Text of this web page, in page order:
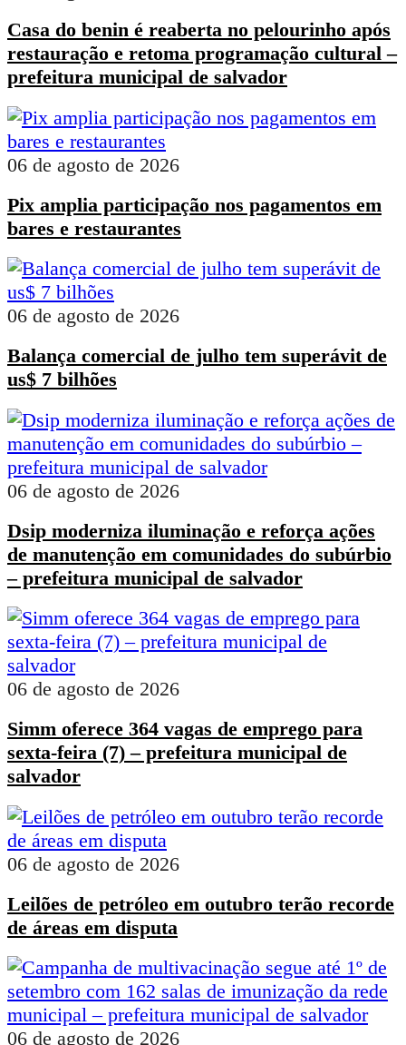
Casa do benin é reaberta no pelourinho após
restauração e retoma programação cultural –
prefeitura municipal de salvador
06 de agosto de 2026
Pix amplia participação nos pagamentos em
bares e restaurantes
06 de agosto de 2026
Balança comercial de julho tem superávit de
us$ 7 bilhões
06 de agosto de 2026
Dsip moderniza iluminação e reforça ações
de manutenção em comunidades do subúrbio
– prefeitura municipal de salvador
06 de agosto de 2026
Simm oferece 364 vagas de emprego para
sexta-feira (7) – prefeitura municipal de
salvador
06 de agosto de 2026
Leilões de petróleo em outubro terão recorde
de áreas em disputa
06 de agosto de 2026